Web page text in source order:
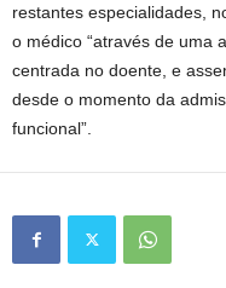
restantes especialidades,
o médico “através de uma
centrada no doente, e
desde o momento da
funcional”.